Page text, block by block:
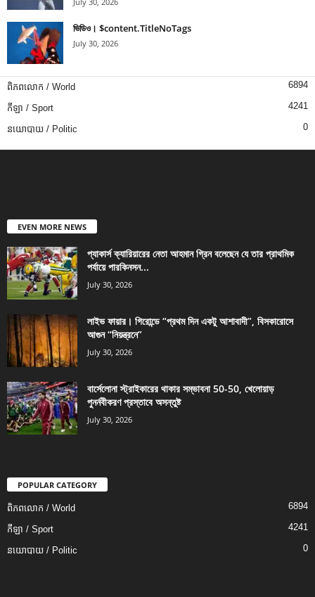
ভিডিও। $content.TitleNoTags
July 30, 2026
ពិភពលោក / World 6894
កីឡា / Sport 4241
នយោបាយ / Politic 0
EVEN MORE NEWS
প্যাকার্স ক্যারিয়ারের নেতা আহমান গ্রিন বলেছেন যে তার প্রাথমিক
পর্যায়ে পারকিনসন...
July 30, 2026
লাইভ ফায়ার। গিরোন্ডে “প্রথম দিন একটু আশাবাদী”, বিসকারোসে
আগুন “নিয়ন্ত্রনে”
July 30, 2026
বার্সেলোনা স্ট্রাইকারের থাকার সম্ভাবনা 50-50, খেলোয়াড়
পুনর্নবীকরণ প্রস্তাবে অসন্তুষ্ট
July 30, 2026
POPULAR CATEGORY
ពិភពលោក / World 6894
កីឡា / Sport 4241
នយោបាយ / Politic 0